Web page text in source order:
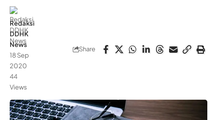
Redaksi
DDHK
News
18 Sep
2020
44
Views
Share